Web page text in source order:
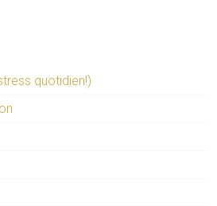
quotidien!)